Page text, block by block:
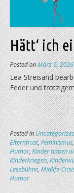
Hätt‘ ich
Posted onMärz 6, 2026
Lea Streisand
Feder und
Posted in
Elternfrust,Feminismus
Humor,Kinder haben
Kinderkriegen,
Lesebühne,Midlife-
Humor